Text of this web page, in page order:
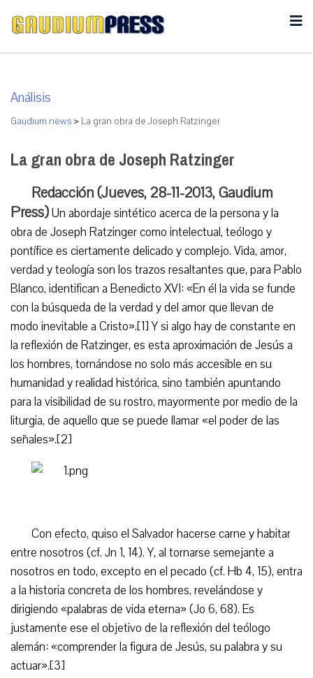
Análisis
Gaudium news > La gran obra de Joseph Ratzinger
La gran obra de Joseph Ratzinger
Redacción (Jueves, 28-11-2013, Gaudium
Press)Un abordaje sintético acerca de la persona y la
obra de Joseph Ratzinger como intelectual, teólogo y
pontífice es ciertamente delicado y complejo. Vida, amor,
verdad y teología son los trazos resaltantes que, para Pablo
Blanco, identifican a Benedicto XVI: «En él la vida se funde
con la búsqueda de la verdad y del amor que llevan de
modo inevitable a Cristo».[1] Y si algo hay de constante en
la reflexión de Ratzinger, es esta aproximación de Jesús a
los hombres, tornándose no solo más accesible en su
humanidad y realidad histórica, sino también apuntando
para la visibilidad de su rostro, mayormente por medio de la
liturgia, de aquello que se puede llamar «el poder de las
señales».[2]
Con efecto, quiso el Salvador hacerse carne y habitar
entre nosotros (cf. Jn 1, 14). Y, al tornarse semejante a
nosotros en todo, excepto en el pecado (cf. Hb 4, 15), entra
a la historia concreta de los hombres, revelándose y
dirigiendo «palabras de vida eterna» (Jo 6, 68). Es
justamente ese el objetivo de la reflexión del teólogo
alemán: «comprender la figura de Jesús, su palabra y su
actuar».[3]